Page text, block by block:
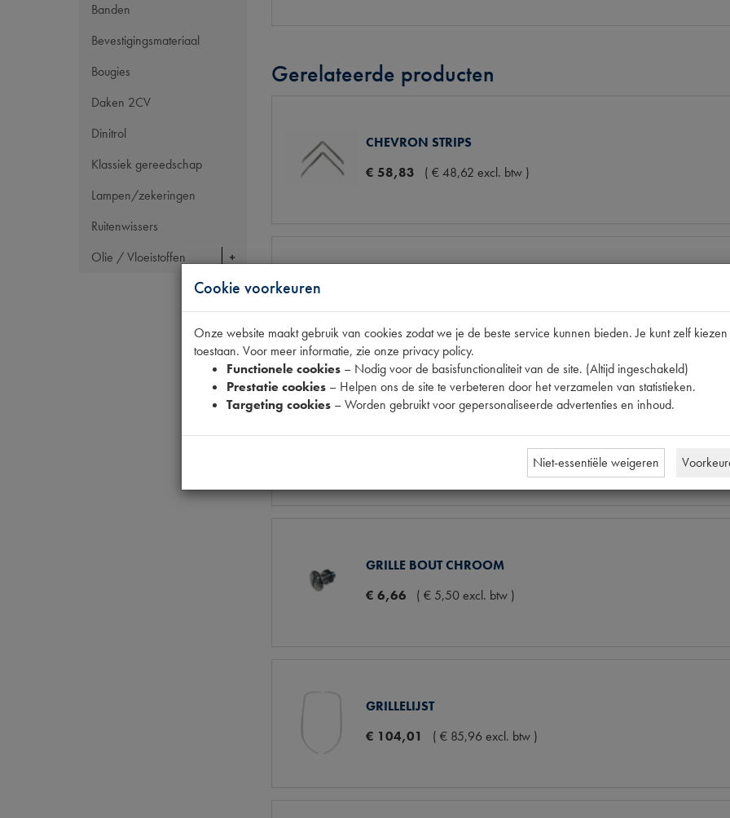
Banden
Bevestigingsmateriaal
Bougies
Daken 2CV
Dinitrol
Klassiek gereedschap
Lampen/zekeringen
Ruitenwissers
Olie / Vloeistoffen
Gerelateerde producten
CHEVRON STRIPS
€ 58,83 ( €48,62 excl. btw )
€117,20 (€96,86excl. btw)
GRILLE BOUT CHROOM
€ 6,66 ( € 5,50excl. btw )
GRILLELIJST
€ 104,01 ( € 85,96 excl. btw )
Cookie voorkeuren
Onze website maakt gebruik van cookies zodat we je de beste service kunnen bieden. Je kunt zelf
toestaan. Voor meer informatie, zie onze privacy policy.
Functionele cookies – Nodig voor de basisfunctionaliteit van de site. (Altijd ingeschakeld)
Prestatie cookies – Helpen ons de site te verbeteren door het verzamelen van statistieken.
Targeting cookies – Worden gebruikt voor gepersonaliseerde advertenties en inhoud.
Niet-essentiële weigeren